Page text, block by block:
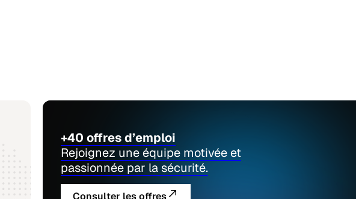
+40 offres d’emploi
Rejoignez une équipe motivée et
passionnée par la sécurité.